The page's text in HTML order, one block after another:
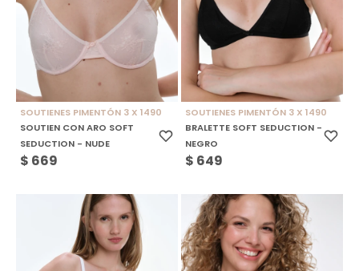
SOUTIENES PIMENTÓN 3 X 1490
SOUTIEN CON ARO SOFT
SEDUCTION - NUDE
$ 669
SOUTIENES PIMENTÓN 3 X 1490
BRALETTE SOFT SEDUCTION -
NEGRO
$ 649